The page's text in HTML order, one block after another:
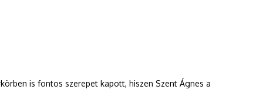
is fontos szerepet kapott, hiszen Szent Ágnes a